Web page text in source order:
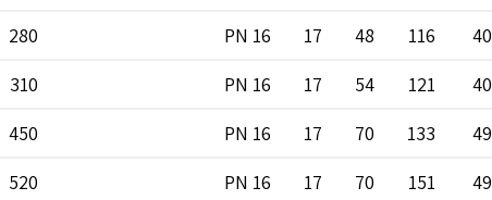
40
116
48
17
PN 16
280
40
121
54
17
PN 16
310
49
133
70
17
PN 16
450
49
151
70
17
PN 16
520